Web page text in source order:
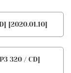
[2020.01.10]
320 / CD]